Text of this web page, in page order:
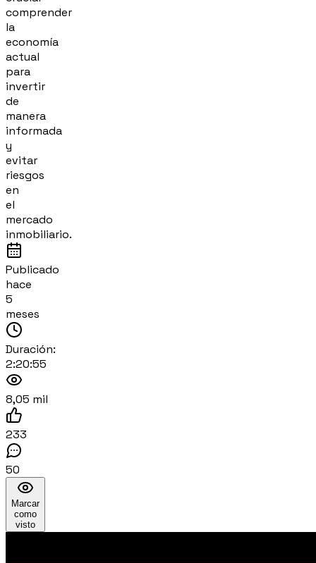
comprender
la
economía
actual
para
invertir
de
manera
informada
y
evitar
riesgos
en
el
mercado
inmobiliario.
Publicado
hace
5
meses
Duración:
2:20:55
8,05 mil
233
50
Marcar
como
visto